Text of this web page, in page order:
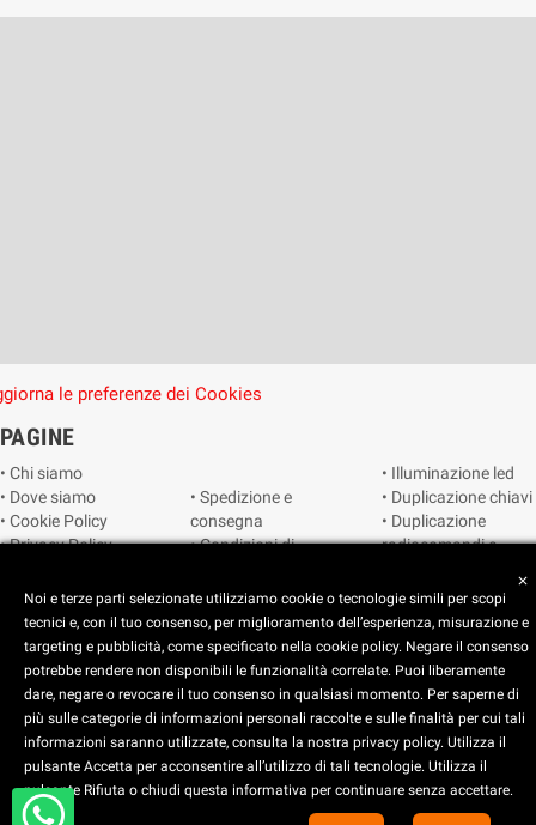
le preferenze dei Cookies
PAGINE
• Chi siamo
• Dove siamo
• Cookie Policy
• Privacy Policy
preferenze dei
cookie
• Spedizione e
consegna
• Condizioni di
• Catalogo
• Illuminazione led
• Duplicazione chiavi
• Duplicazione
radiocomandi e
• Smart home
• Video sorveglianza
Copyright © 2025 CEART | Negozio di elettronica Torino
C.E.A.R.T. Elettronica
4.5starstarstarstar star_half
Basato su914recensioni
close
Noi e terze parti selezionate utilizziamo cookie o tecnologie simili per scopi
tecnici e, con il tuo consenso, per miglioramento dell’esperienza, misurazione e
targeting e pubblicità, come specificato nella cookie policy. Negare il consenso
potrebbe rendere non disponibili le funzionalità correlate. Puoi liberamente
dare, negare o revocare il tuo consenso in qualsiasi momento. Per saperne di
più sulle categorie di informazioni personali raccolte e sulle finalità per cui tali
informazioni saranno utilizzate, consulta la nostra privacy policy. Utilizza il
pulsante Accetta per acconsentire all’utilizzo di tali tecnologie. Utilizza il
pulsante Rifiuta o chiudi questa informativa per continuare senza accettare.